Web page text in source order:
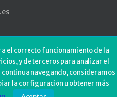
el correcto funcionamiento de la
y de terceros para analizar el
navegando, consideramos
la configuración u obtener más